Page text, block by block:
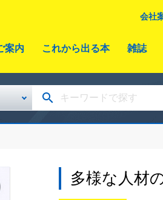
会社
案内 これから出る本 雑誌
多様な人材